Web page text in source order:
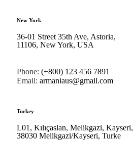
New York
36-01 Street 35th Ave, Astoria,
11106, New York, USA
Phone: (+800) 123 456 7891
Email: armaniaus@gmail.com​
Turkey
L01, Kılıçaslan, Melikgazi, Kayseri,
38030 Melikgazi/Kayseri, Turke